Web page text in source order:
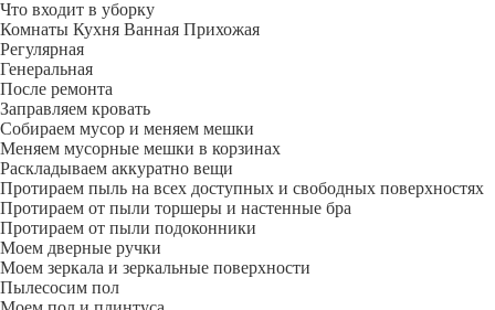
Что входит в уборку
Регу­лярная
Гене­ральная
После ремонта
Заправляем кровать
Собираем мусор и меняем мешки
Меняем мусорные мешки в корзинах
Раскладываем аккуратно вещи
Протираем пыль на всех доступных и свободных поверхностях
Протираем от пыли торшеры и настенные бра
Протираем от пыли подоконники
Моем дверные ручки
Моем зеркала и зеркальные поверхности
Пылесосим пол